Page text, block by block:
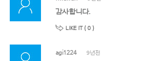
감사합니다.
LIKE IT ( 0 )
agi1224 9년전